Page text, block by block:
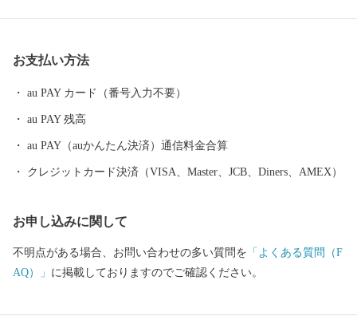
ました。江戸時代には江戸の北の守りとともに舟運を利用した物
資の集積地として重要視されました。 川越市は、都心から30キロ
物などを生産する近郊農業、交通の利便性を生かした流通業、伝
統に培われた商工業、豊かな歴史と文化を資源とする観光など、
充実した都市機能を有しています。現在も、埼玉県南西部地域の
市像に、さまざまな施策を着実に進めていくことで、その実現に
向けて取り組んでいます。 川越市にゆかりのある方、川越市を
応援したい方 ご支援をよろしくお願いします。
お支払い方法
au PAY カード（番号入力不要）
au PAY 残高
au PAY（auかんたん決済）通信料金合算
クレジットカード決済（VISA、Master、JCB、Diners、AMEX）
お申し込みに関して
不明点がある場合、お問い合わせの多い質問を 「よくある質問（F
AQ）」 に掲載しておりますのでご確認ください。